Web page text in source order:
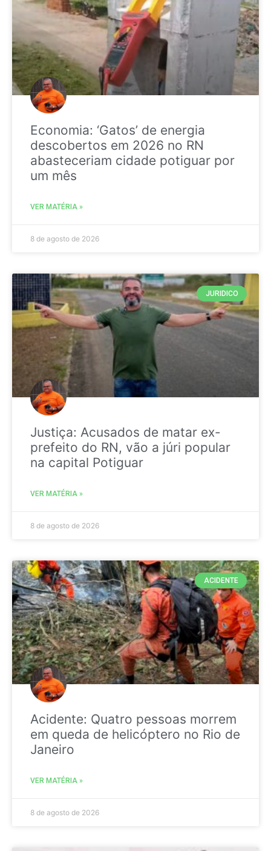
Economia: ‘Gatos’ de energia
descobertos em 2026 no RN
abasteceriam cidade potiguar por
um mês
VER MATÉRIA »
8 de agosto de 2026
JURIDICO
Justiça: Acusados de matar ex-
prefeito do RN, vão a júri popular
na capital Potiguar
VER MATÉRIA »
8 de agosto de 2026
ACIDENTE
Acidente: Quatro pessoas morrem
em queda de helicóptero no Rio de
Janeiro
VER MATÉRIA »
8 de agosto de 2026